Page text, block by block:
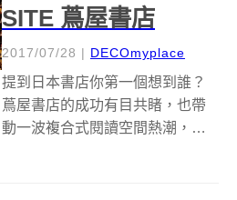
SITE 蔦屋書店
2017/07/28 | DECOmyplace
提到日本書店你第一個想到誰？
蔦屋書店的成功有目共睹，也帶
動一波複合式閱讀空間熱潮，之